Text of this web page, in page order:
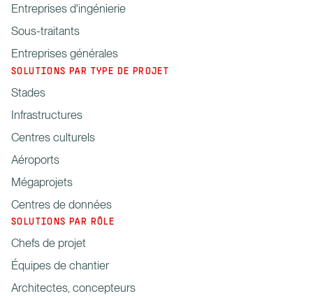
Entreprises d'ingénierie
Sous-traitants
Entreprises générales
SOLUTIONS PAR TYPE DE PROJET
Stades
Infrastructures
Centres culturels
Aéroports
Mégaprojets
Centres de données
SOLUTIONS PAR RÔLE
Chefs de projet
Équipes de chantier
Architectes, concepteurs